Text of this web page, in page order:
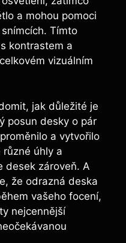
a mohou pomoci
Tímto
kontrastem a
vizuálním
jak důležité je
posun desky o pár
a vytvořilo
úhly a
desek ‍zároveň. A‌
že odrazná deska
vašeho⁤ focení,
nejcennější